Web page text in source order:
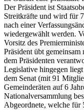
Der Präsident ist
Streitkräfte und wird für
nach einer
wiedergewählt werden.
Vorsitz des
Präsident übt
dem Präsidenten
Legislative hingegen
dem Senat (mit 91
Gemeinderäten auf 6
Nationalversammlung
Abgeordnete, welche für